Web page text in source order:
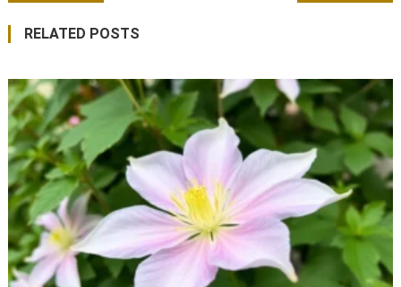
tarp
įrašų
RELATED POSTS